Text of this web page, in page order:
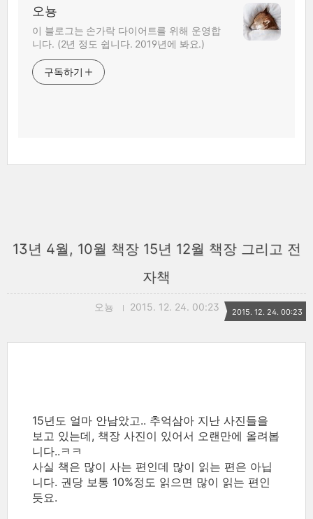
오뇽
이 블로그는 손가락 다이어트를 위해 운영합
니다. (2년 정도 쉽니다. 2019년에 봐요.)
구독하기
13년 4월, 10월 책장 15년 12월 책장 그리고 전
자책
오뇽 2015. 12. 24. 00:23 2015. 12. 24. 00:23
15년도 얼마 안남았고.. 추억삼아 지난 사진들을
보고 있는데, 책장 사진이 있어서 오랜만에 올려봅
니다..ㅋㅋ
사실 책은 많이 사는 편인데 많이 읽는 편은 아닙
니다. 권당 보통 10%정도 읽으면 많이 읽는 편인
듯요.